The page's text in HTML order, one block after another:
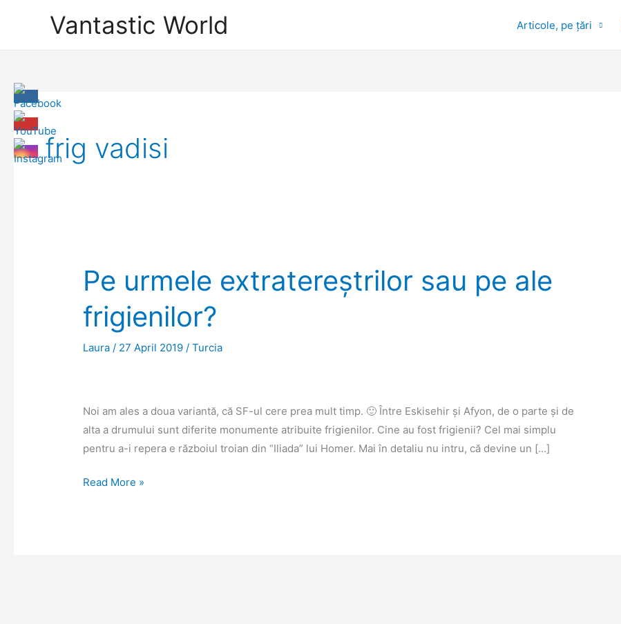
Vantastic World Articole, pe țări
frig vadisi
Pe urmele extratereștrilor sau pe ale
frigienilor?
Laura/ 27 April 2019/Turcia
Noi am ales a doua variantă, că SF-ul cere prea mult timp. 🙂 Între Eskisehir și Afyon, de o parte și de
alta a drumului sunt diferite monumente atribuite frigienilor. Cine au fost frigienii? Cel mai simplu
pentru a-i repera e războiul troian din “Iliada” lui Homer. Mai în detaliu nu intru, că devine un […]
Pe
Read More »